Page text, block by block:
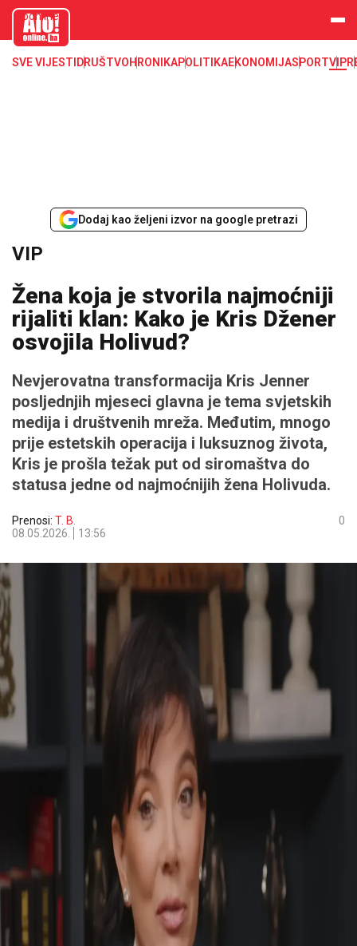
aloonline.b
SVE VIJESTI DRUŠTVOHRONIKAPOLITIKAEKONOMIJASPORTVIP
Dodaj kao željeni izvor na google pretrazi
VIP
Žena koja je stvorila najmoćniji
rijaliti klan: Kako je Kris Džener
osvojila Holivud?
Nevjerovatna transformacija Kris Jenner
posljednjih mjeseci glavna je tema svjetskih
medija i društvenih mreža. Međutim, mnogo
prije estetskih operacija i luksuznog života,
Kris je prošla težak put od siromaštva do
statusa jedne od najmoćnijih žena Holivuda.
Prenosi: T. B.
08.05.2026.
13:56
0